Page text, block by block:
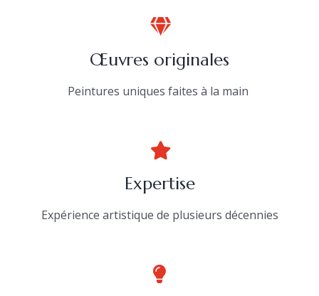
Œuvres originales
Peintures uniques faites à la main
Expertise
Expérience artistique de plusieurs décennies